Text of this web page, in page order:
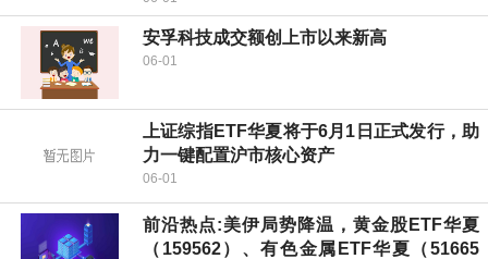
安孚科技成交额创上市以来新高
06-01
上证综指ETF华夏将于6月1日正式发行，助
力一键配置沪市核心资产
06-01
前沿热点:美伊局势降温，黄金股ETF华夏
（159562）、有色金属ETF华夏（51665